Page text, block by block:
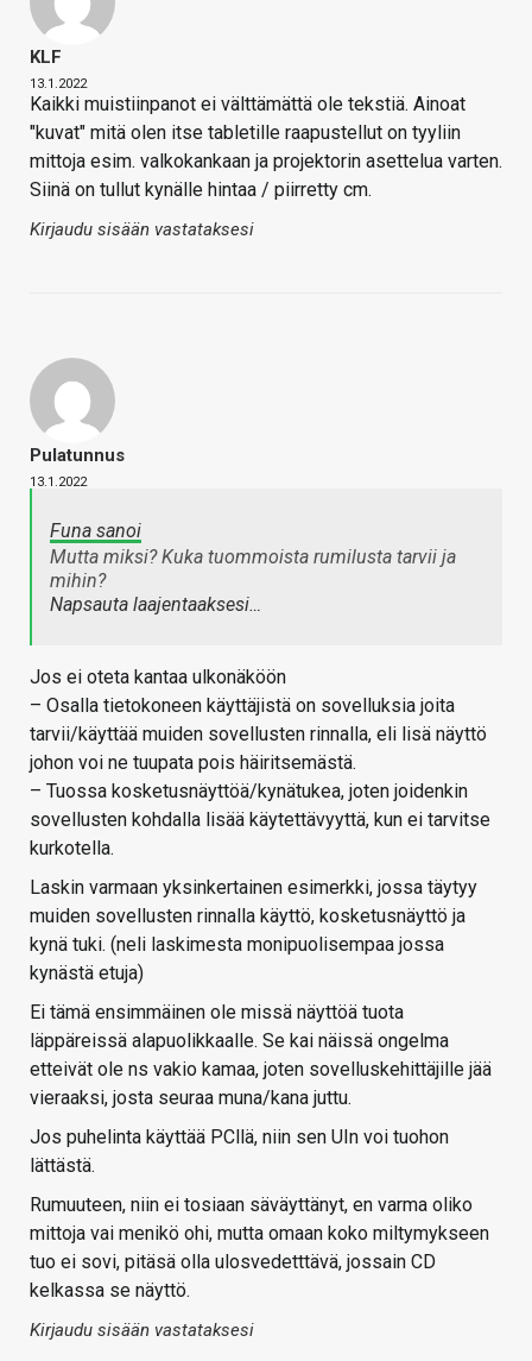
KLF
13.1.2022
Kaikki muistiinpanot ei välttämättä ole tekstiä. Ainoat
"kuvat" mitä olen itse tabletille raapustellut on tyyliin
mittoja esim. valkokankaan ja projektorin asettelua varten.
Siinä on tullut kynälle hintaa / piirretty cm.
Kirjaudu sisään vastataksesi
Pulatunnus
13.1.2022
Funa sanoi
Mutta miksi? Kuka tuommoista rumilusta tarvii ja
mihin?
Napsauta laajentaaksesi…
Jos ei oteta kantaa ulkonäköön
– Osalla tietokoneen käyttäjistä on sovelluksia joita
tarvii/käyttää muiden sovellusten rinnalla, eli lisä näyttö
johon voi ne tuupata pois häiritsemästä.
– Tuossa kosketusnäyttöä/kynätukea, joten joidenkin
sovellusten kohdalla lisää käytettävyyttä, kun ei tarvitse
kurkotella.
Laskin varmaan yksinkertainen esimerkki, jossa täytyy
muiden sovellusten rinnalla käyttö, kosketusnäyttö ja
kynä tuki. (neli laskimesta monipuolisempaa jossa
kynästä etuja)
Ei tämä ensimmäinen ole missä näyttöä tuota
läppäreissä alapuolikkaalle. Se kai näissä ongelma
etteivät ole ns vakio kamaa, joten sovelluskehittäjille jää
vieraaksi, josta seuraa muna/kana juttu.
Jos puhelinta käyttää PCllä, niin sen UIn voi tuohon
lättästä.
Rumuuteen, niin ei tosiaan säväyttänyt, en varma oliko
mittoja vai menikö ohi, mutta omaan koko miltymykseen
tuo ei sovi, pitäsä olla ulosvedetttävä, jossain CD
kelkassa se näyttö.
Kirjaudu sisään vastataksesi